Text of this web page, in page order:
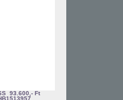
93.600,- Ft